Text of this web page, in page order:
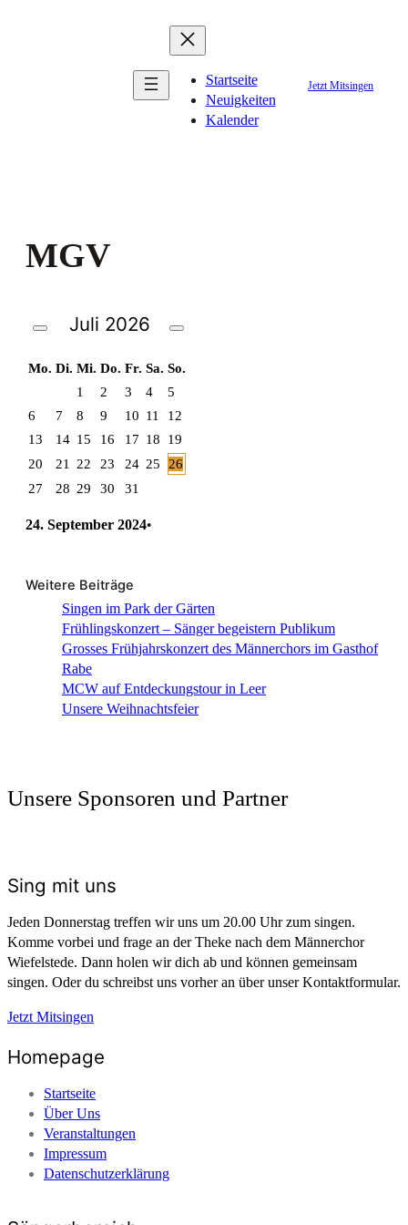
Startseite
Neuigkeiten
Kalender
Jetzt Mitsingen
MGV
Juli 2026
Mo. Di. Mi. Do. Fr. Sa. So.
1
2 3 4
5
6
7 8 9 10 11
12
13
14 15 16 17 18
19
20
21 22 23 24 25
26
27
28 29 30 31
24. September 2024•
Weitere Beiträge
Singen im Park der Gärten
Frühlingskonzert – Sänger begeistern Publikum
Grosses Frühjahrskonzert des Männerchors im Gasthof
Rabe
MCW auf Entdeckungstour in Leer
Unsere Weihnachtsfeier
Unsere Sponsoren und Partner
Sing mit uns
Jeden Donnerstag treffen wir uns um 20.00 Uhr zum singen.
Komme vorbei und frage an der Theke nach dem Männerchor
Wiefelstede. Dann holen wir dich ab und können gemeinsam
singen. Oder du schreibst uns vorher an über unser Kontaktformular.
Jetzt Mitsingen
Homepage
Startseite
Über Uns
Veranstaltungen
Impressum
Datenschutzerklärung